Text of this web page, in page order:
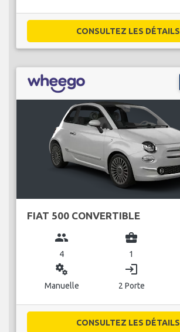
CONSULTEZ LES
FIAT 500 CONVERTIBLE
group
4
business_center
1
miscellaneous_services
Manuelle
login
2 Porte
CONSULTEZ LES